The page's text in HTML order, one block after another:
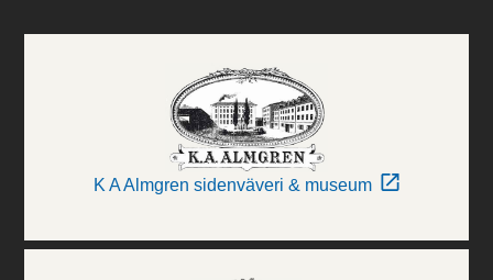
K A Almgren sidenväveri & museum